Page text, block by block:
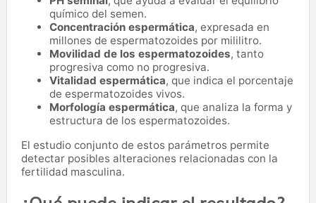
químico del semen.
Concentración espermática, expresada en
millones de espermatozoides por mililitro.
Movilidad de los espermatozoides, tanto
progresiva como no progresiva.
Vitalidad espermática, que indica el porcentaje
de espermatozoides vivos.
Morfología espermática, que analiza la forma y
estructura de los espermatozoides.
El estudio conjunto de estos parámetros permite
detectar posibles alteraciones relacionadas con la
fertilidad masculina.